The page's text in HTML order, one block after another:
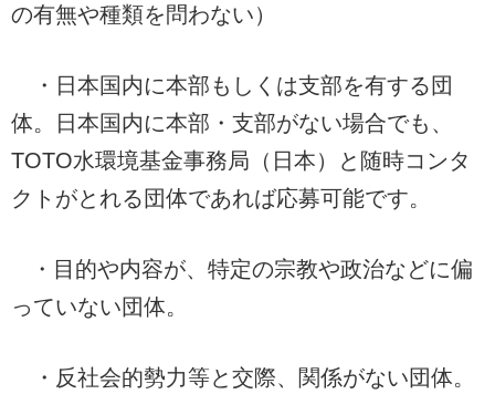
の有無や種類を問わない）
・日本国内に本部もしくは支部を有する団
体。日本国内に本部・支部がない場合でも、
TOTO水環境基金事務局（日本）と随時コンタ
クトがとれる団体であれば応募可能です。
・目的や内容が、特定の宗教や政治などに偏
っていない団体。
・反社会的勢力等と交際、関係がない団体。